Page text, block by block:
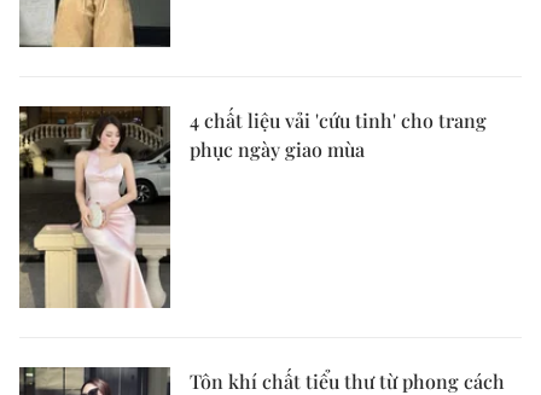
4 chất liệu vải 'cứu tinh' cho trang
phục ngày giao mùa
Tôn khí chất tiểu thư từ phong cách